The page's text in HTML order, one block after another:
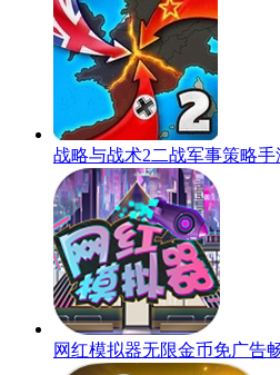
战略与战术2二战军事策略手
网红模拟器无限金币免广告